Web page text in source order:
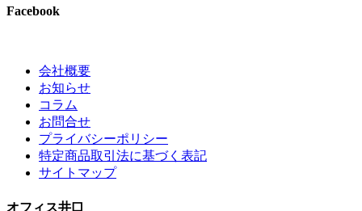
Facebook
会社概要
お知らせ
コラム
お問合せ
プライバシーポリシー
特定商品取引法に基づく表記
サイトマップ
オフィス井口